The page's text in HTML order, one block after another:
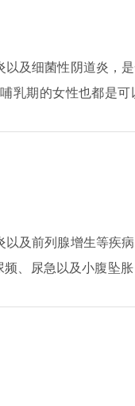
虫病，标准剂量为每
此药期间，禁止服用
及细菌性阴道炎，
乳期的女性也都是
及前列腺增生等疾
、尿急以及小腹坠胀